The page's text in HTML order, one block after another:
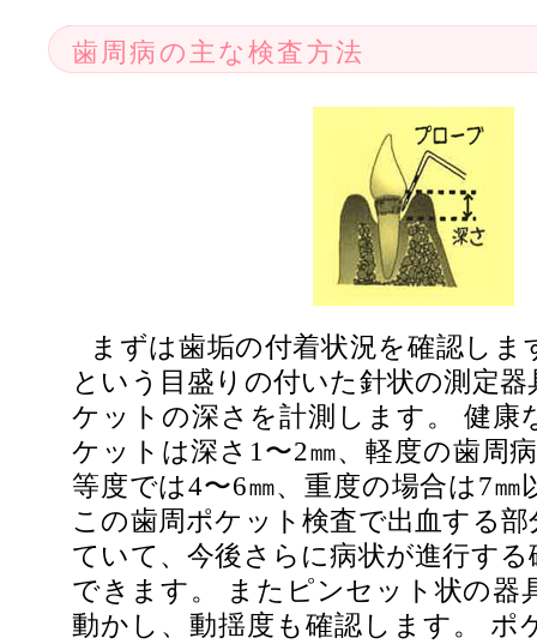
歯周病の主な検査方法
まずは歯垢の付着状況を確認しま
という目盛りの付いた針状の測定
ケットの深さを計測します。 健康
ケットは深さ1〜2㎜、軽度の歯周
等度では4〜6㎜、重度の場合は7㎜
この歯周ポケット検査で出血する
ていて、今後さらに病状が進行す
できます。 またピンセット状の器
動かし、動揺度も確認します。 ポ